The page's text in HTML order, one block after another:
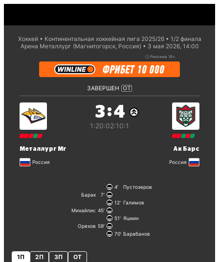
Хоккей Континентальная хоккейная лига 2025/26
1/2 финaла
Арена Металлург (Магнитогорск, Россия)
3 мая 2026, 14:00
ⓘ Реклама 18+.
ЗАВЕРШЕН ОТ
Металлург Мг
Россия
3:4
1:20:02:10:1
Ак Барс
Россия
4
Пустозеров
Барак
7
12 Галимов
Михайлис 45
51
Яшкин
Орехов 59
70 Барабанов
1П 2П 3П ОТ